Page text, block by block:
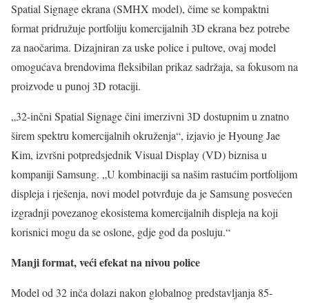
Spatial Signage ekrana (SMHX model), čime se kompaktni
format pridružuje portfoliju komercijalnih 3D ekrana bez potrebe
za naočarima. Dizajniran za uske police i pultove, ovaj model
omogućava brendovima fleksibilan prikaz sadržaja, sa fokusom na
proizvode u punoj 3D rotaciji.
„32-inčni Spatial Signage čini imerzivni 3D dostupnim u znatno
širem spektru komercijalnih okruženja“, izjavio je Hyoung Jae
Kim, izvršni potpredsjednik Visual Display (VD) biznisa u
kompaniji Samsung. „U kombinaciji sa našim rastućim portfolijom
displeja i rješenja, novi model potvrđuje da je Samsung posvećen
izgradnji povezanog ekosistema komercijalnih displeja na koji
korisnici mogu da se oslone, gdje god da posluju.“
Manji format, veći efekat na nivou police
Model od 32 inča dolazi nakon globalnog predstavljanja 85-